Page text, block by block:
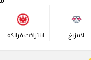
لايبزيغ آينتراخت فرانكفورت